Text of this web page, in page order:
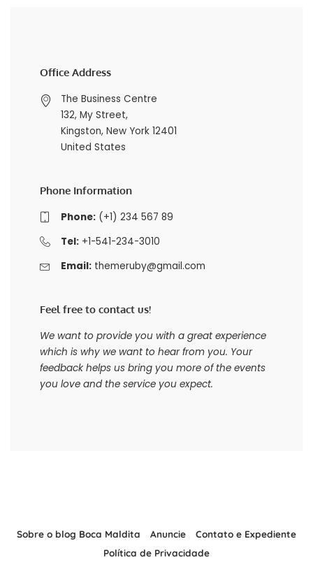
Office Address
The Business Centre
132, My Street,
Kingston, New York 12401
United States
Phone Information
Phone:(+1) 234 567 89
Tel:+1-541-234-3010
Email: themeruby@gmail.com
Feel free to contact us!
We want to provide you with a great experience
which is why we want to hear from you. Your
feedback helps us bring you more of the events
you love and the service you expect.
Sobre o blog Boca Maldita Anuncie
Contato e Expediente
Política de Privacidade